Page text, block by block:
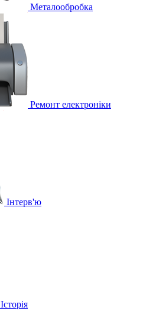
Металообробка
Ремонт електроніки
Інтерв'ю
Історія